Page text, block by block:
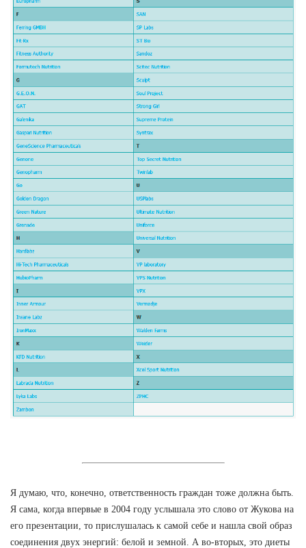
Я думаю, что, конечно, ответственность граждан тоже должна быть.
Я сама, когда впервые в 2004 году услышала это слово от Жукова на
его презентации, то прислушалась к самой себе и нашла свой образ
соединения двух энергий: белой и земной. А во-вторых, это диеты